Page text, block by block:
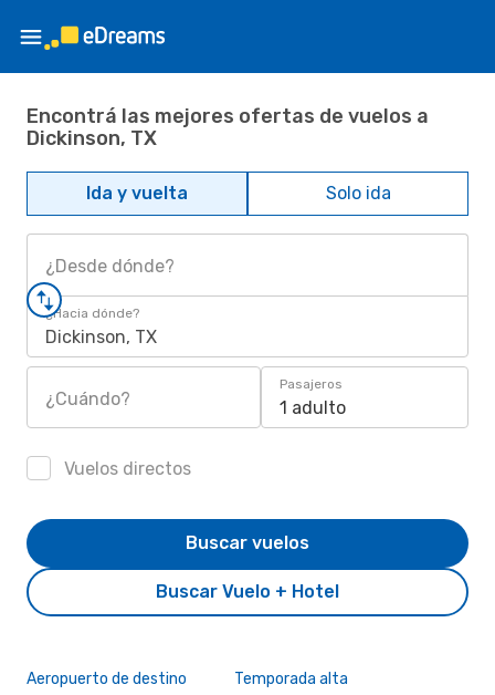
Encontrá las mejores ofertas de vuelos a
Dickinson, TX
Ida y vuelta Solo ida
¿Desde dónde?
¿Hacia dónde?
Dickinson, TX
¿Cuándo?
Pasajeros
1 adulto
Vuelos directos
Buscar Vuelo + Hotel
Buscar vuelos
Aeropuerto de destino Temporada alta